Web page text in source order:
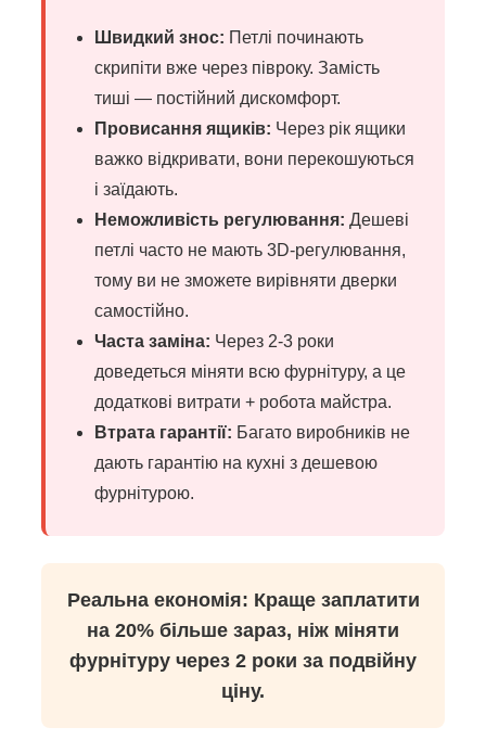
Швидкий знос: Петлі починають
скрипіти вже через півроку. Замість
тиші — постійний дискомфорт.
Провисання ящиків: Через рік ящики
важко відкривати, вони перекошуються
і заїдають.
Неможливість регулювання: Дешеві
петлі часто не мають 3D-регулювання,
тому ви не зможете вирівняти дверки
самостійно.
Часта заміна: Через 2-3 роки
доведеться міняти всю фурнітуру, а це
додаткові витрати + робота майстра.
Втрата гарантії: Багато виробників не
дають гарантію на кухні з дешевою
фурнітурою.
Реальна економія: Краще заплатити
на 20% більше зараз, ніж міняти
фурнітуру через 2 роки за подвійну
ціну.